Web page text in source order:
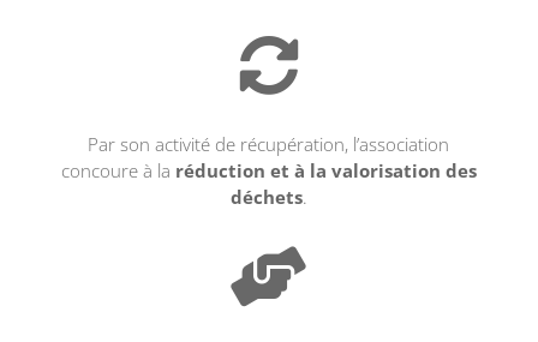

Par son activité de récupération, l’association
concoure à la réduction et à la valorisation des
déchets.
